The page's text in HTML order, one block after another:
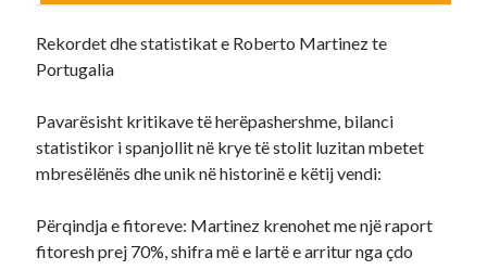
Rekordet dhe statistikat e Roberto Martinez te
Portugalia
Pavarësisht kritikave të herëpashershme, bilanci
statistikor i spanjollit në krye të stolit luzitan mbetet
mbresëlënës dhe unik në historinë e këtij vendi:
Përqindja e fitoreve: Martinez krenohet me një raport
fitoresh prej 70%, shifra më e lartë e arritur nga çdo